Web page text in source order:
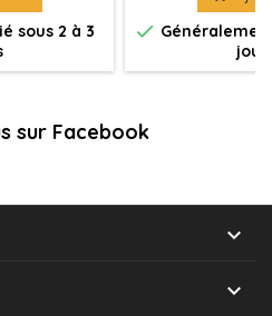
sous 2 à 3

sur Facebook

